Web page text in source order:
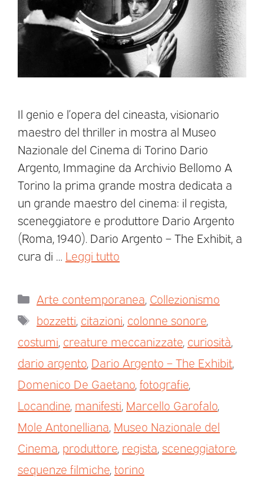
Il genio e l’opera del cineasta, visionario
maestro del thriller in mostra al Museo
Nazionale del Cinema di Torino Dario
Argento, Immagine da Archivio Bellomo A
Torino la prima grande mostra dedicata a
un grande maestro del cinema: il regista,
sceneggiatore e produttore Dario Argento
(Roma, 1940). Dario Argento – The Exhibit, a
cura di … Leggi tutto
Arte contemporanea Collezionismo
bozzetti citazioni colonne sonore
costumi creature meccanizzate curiosità
dario argento Dario Argento – The Exhibit
Domenico De Gaetano fotografie
Locandine manifesti Marcello Garofalo
Mole Antonelliana Museo Nazionale del
Cinema produttore regista sceneggiatore
sequenze filmiche torino